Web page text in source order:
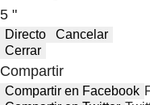
5 "
Directo
Cancelar
Cerrar
Compartir
Compartir en Facebook